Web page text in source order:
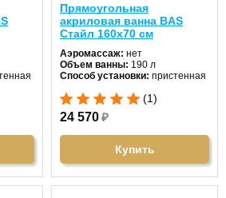
Прямоугольная
акриловая ванна BAS
Стайл 160х70 см
Аэромассаж: нет
Объем ванны: 190 л
Способ установки: пристенная
Длина: 160 см
Ширина:
Цвет:белый
акрил
Гидромассаж:нет
(1)
24 570₽
Купить